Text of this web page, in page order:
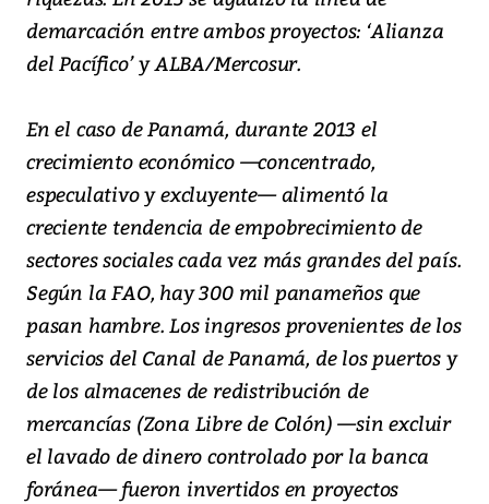
demarcación entre ambos proyectos: ‘Alianza
del Pacífico’ y ALBA/Mercosur.
En el caso de Panamá, durante 2013 el
crecimiento económico —concentrado,
especulativo y excluyente— alimentó la
creciente tendencia de empobrecimiento de
sectores sociales cada vez más grandes del país.
Según la FAO, hay 300 mil panameños que
pasan hambre. Los ingresos provenientes de los
servicios del Canal de Panamá, de los puertos y
de los almacenes de redistribución de
mercancías (Zona Libre de Colón) —sin excluir
el lavado de dinero controlado por la banca
foránea— fueron invertidos en proyectos